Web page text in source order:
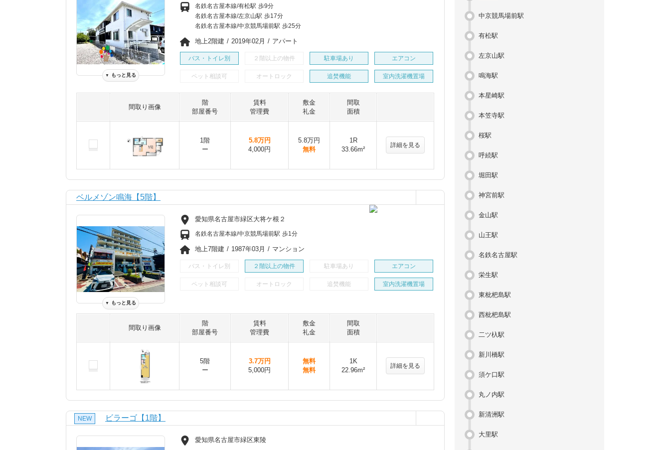
▼ もっと見る
名鉄名古屋本線/有松駅 歩9分
名鉄名古屋本線/左京山駅 歩17分
名鉄名古屋本線/中京競馬場前駅 歩25分
地上2階建 / 2019年02月 / アパート
バス・トイレ別 ２階以上の物件 駐車場あり エアコン
ペット相談可 オートロック 追焚機能 室内洗濯機置場
間取り画像
階
部屋番号
賃料
管理費
敷金
礼金
間取
面積
1階
ー
5.8万円
4,000円
5.8万円
無料
1R
33.66m²
詳細を見る
ベルメゾン鳴海【5階】
▼ もっと見る
愛知県名古屋市緑区大将ケ根２
名鉄名古屋本線/中京競馬場前駅 歩1分
地上7階建 / 1987年03月 / マンション
バス・トイレ別 ２階以上の物件 駐車場あり エアコン
ペット相談可 オートロック 追焚機能 室内洗濯機置場
間取り画像
階
部屋番号
賃料
管理費
敷金
礼金
間取
面積
5階
ー
3.7万円
5,000円
無料
無料
1K
22.96m²
詳細を見る
NEW ビラーゴ【1階】
愛知県名古屋市緑区東陵
中京競馬場前駅
有松駅
左京山駅
鳴海駅
本星崎駅
本笠寺駅
桜駅
呼続駅
堀田駅
神宮前駅
金山駅
山王駅
名鉄名古屋駅
栄生駅
東枇杷島駅
西枇杷島駅
二ツ杁駅
新川橋駅
須ケ口駅
丸ノ内駅
新清洲駅
大里駅